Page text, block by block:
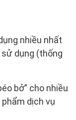
nhiều nhất
dụng (thống
bở” cho nhiều
dịch vụ